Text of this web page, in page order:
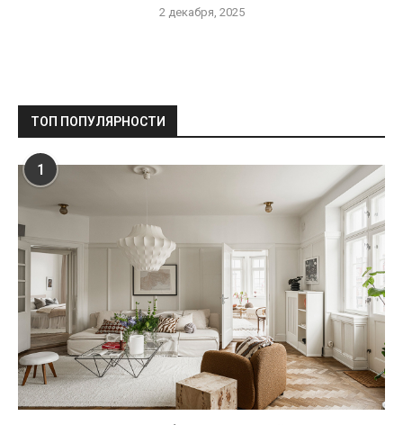
2 декабря, 2025
ТОП ПОПУЛЯРНОСТИ
1